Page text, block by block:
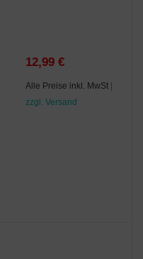
12,99 €
Alle Preise inkl. MwSt |
zzgl. Versand